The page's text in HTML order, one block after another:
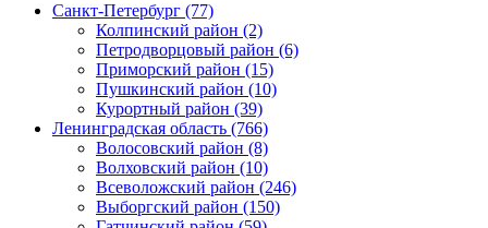
Санкт-Петербург (77)
Колпинский район (2)
Петродворцовый район (6)
Приморский район (15)
Пушкинский район (10)
Курортный район (39)
Ленинградская область (766)
Волосовский район (8)
Волховский район (10)
Всеволожский район (246)
Выборгский район (150)